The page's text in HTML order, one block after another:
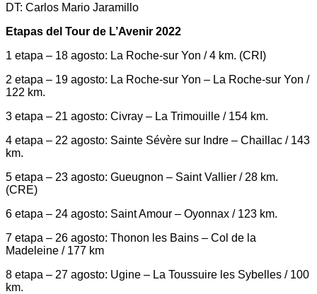
DT: Carlos Mario Jaramillo
Etapas del Tour de L’Avenir 2022
1 etapa – 18 agosto: La Roche-sur Yon / 4 km. (CRI)
2 etapa – 19 agosto: La Roche-sur Yon – La Roche-sur Yon /
122 km.
3 etapa – 21 agosto: Civray – La Trimouille / 154 km.
4 etapa – 22 agosto: Sainte Sévère sur Indre – Chaillac / 143
km.
5 etapa – 23 agosto: Gueugnon – Saint Vallier / 28 km.
(CRE)
6 etapa – 24 agosto: Saint Amour – Oyonnax / 123 km.
7 etapa – 26 agosto: Thonon les Bains – Col de la
Madeleine / 177 km
8 etapa – 27 agosto: Ugine – La Toussuire les Sybelles / 100
km.